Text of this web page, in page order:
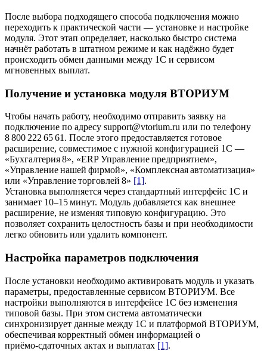
После выбора подходящего способа подключения можно
переходить к практической части — установке и настройке
модуля. Этот этап определяет, насколько быстро система
начнёт работать в штатном режиме и как надёжно будет
происходить обмен данными между 1С и сервисом
мгновенных выплат.
Получение и установка модуля ВТОРИУМ
Чтобы начать работу, необходимо отправить заявку на
подключение по адресу support@vtorium.ru или по телефону
8 800 222 65 61. После этого предоставляется готовое
расширение, совместимое с нужной конфигурацией 1С —
«Бухгалтерия 8», «ERP Управление предприятием»,
«Управление нашей фирмой», «Комплексная автоматизация»
или «Управление торговлей 8» [1].
Установка выполняется через стандартный интерфейс 1С и
занимает 10–15 минут. Модуль добавляется как внешнее
расширение, не изменяя типовую конфигурацию. Это
позволяет сохранить целостность базы и при необходимости
легко обновить или удалить компонент.
Настройка параметров подключения
После установки необходимо активировать модуль и указать
параметры, предоставленные сервисом ВТОРИУМ. Все
настройки выполняются в интерфейсе 1С без изменения
типовой базы. При этом система автоматически
синхронизирует данные между 1С и платформой ВТОРИУМ,
обеспечивая корректный обмен информацией о
приёмо‑сдаточных актах и выплатах [1].